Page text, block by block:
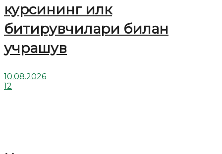
курсининг илк
битирувчилари билан
учрашув
10.08.2026
12